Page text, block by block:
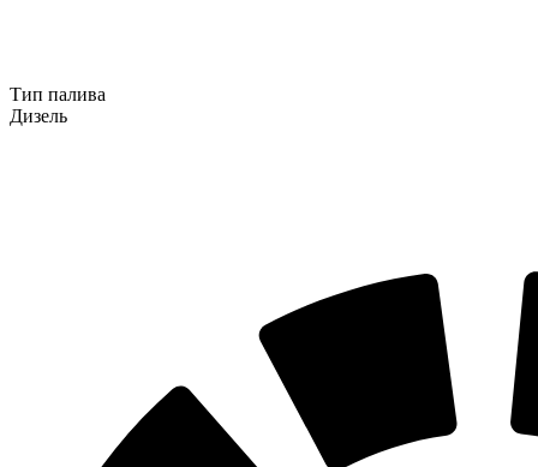
Тип палива
Дизель